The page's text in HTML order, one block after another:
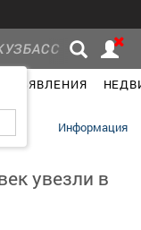
ОБЪЯВЛЕНИЯ
Информация
увезли в